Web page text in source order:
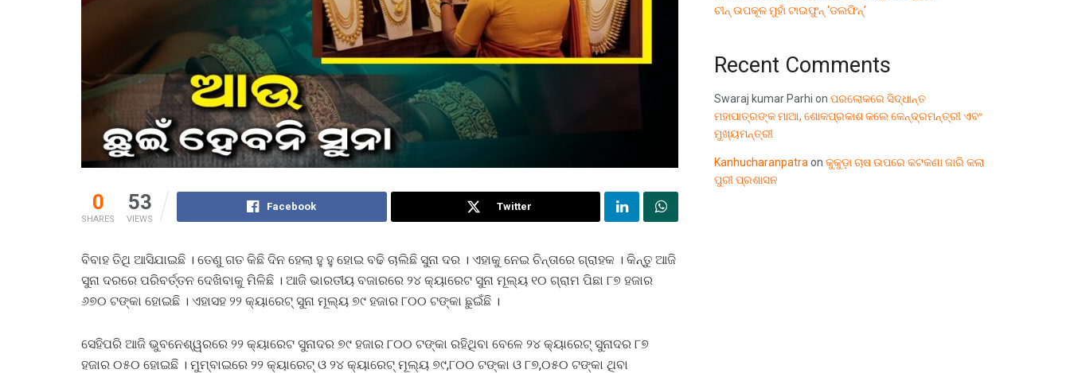
0
SHARES
53
VIEWS
Facebook Twitter
ବିବାହ ତିଥି ଆସିଯାଇଛି । ତେଣୁ ଗତ କିଛି ଦିନ ହେଲା ହୁ ହୁ ହୋଇ ବଢି ଚାଲିଛି ସୁନା ଦର । ଏହାକୁ ନେଇ ଚିନ୍ତାରେ ଗ୍ରାହକ । କିନ୍ତୁ ଆଜି
ସୁନା ଦରରେ ପରିବର୍ତ୍ତନ ଦେଖିବାକୁ ମିଳିଛି । ଆଜି ଭାରତୀୟ ବଜାରରେ ୨୪ କ୍ୟାରେଟ ସୁନା ମୂଲ୍ୟ ୧୦ ଗ୍ରାମ ପିଛା ୮୭ ହଜାର
୬୭୦ ଟଙ୍କା ହୋଇଛି । ଏହାସହ ୨୨ କ୍ୟାରେଟ୍ ସୁନା ମୂଲ୍ୟ ୭୯ ହଜାର ୮୦୦ ଟଙ୍କା ଛୁଇଁଛି ।
ସେହିପରି ଆଜି ଭୁବନେଶ୍ୱରରେ ୨୨ କ୍ୟାରେଟ ସୁନାଦର ୭୯ ହଜାର ୮୦୦ ଟଙ୍କା ରହିଥିବା ବେଳେ ୨୪ କ୍ୟାରେଟ୍ ସୁନାଦର ୮୭
ହଜାର ୦୫୦ ହୋଇଛି । ମୁମ୍ବାଇରେ ୨୨ କ୍ୟାରେଟ୍ ଓ ୨୪ କ୍ୟାରେଟ୍ ମୂଲ୍ୟ ୭୯,୮୦୦ ଟଙ୍କା ଓ ୮୭,୦୫୦ ଟଙ୍କା ଥିବା
ଚୀନ୍ ଉପକୂଳ ମୁହାଁ ଟାଇଫୁନ୍ ‘ଡଲଫିନ୍’
Recent Comments
Swaraj kumar Parhi on ପରଲୋକରେ ସିଦ୍ଧାନ୍ତ
ମହାପାତ୍ରଙ୍କ ମାଆ, ଶୋକପ୍ରକାଶ କଲେ କେନ୍ଦ୍ରମନ୍ତ୍ରୀ ଏବଂ
ମୁଖ୍ୟମନ୍ତ୍ରୀ
Kanhucharanpatraon କୁକୁଡ଼ା ଚାଷ ଉପରେ କଟକଣା ଜାରି କଲା
ପୁରୀ ପ୍ରଶାସନ